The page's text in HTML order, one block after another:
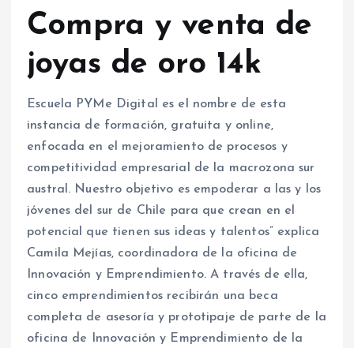
Compra y venta de
joyas de oro 14k
Escuela PYMe Digital es el nombre de esta
instancia de formación, gratuita y online,
enfocada en el mejoramiento de procesos y
competitividad empresarial de la macrozona sur
austral. Nuestro objetivo es empoderar a las y los
jóvenes del sur de Chile para que crean en el
potencial que tienen sus ideas y talentos” explica
Camila Mejías, coordinadora de la oficina de
Innovación y Emprendimiento. A través de ella,
cinco emprendimientos recibirán una beca
completa de asesoría y prototipaje de parte de la
oficina de Innovación y Emprendimiento de la